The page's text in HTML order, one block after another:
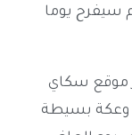
سيفرح يوما
موقع سكاي
وعكة بسيطة